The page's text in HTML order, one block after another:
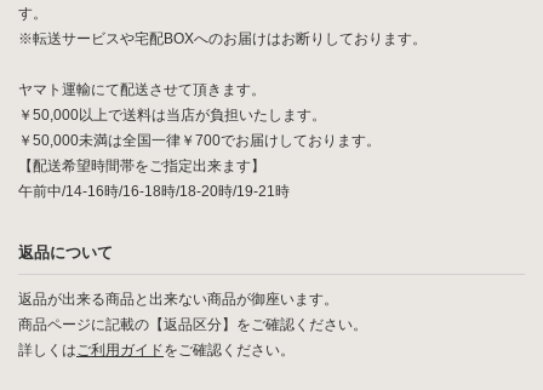
す。
※転送サービスや宅配BOXへのお届けはお断りしております。
ヤマト運輸にて配送させて頂きます。
￥50,000以上で送料は当店が負担いたします。
￥50,000未満は全国一律￥700でお届けしております。
【配送希望時間帯をご指定出来ます】
午前中/14-16時/16-18時/18-20時/19-21時
返品について
返品が出来る商品と出来ない商品が御座います。
商品ページに記載の【返品区分】をご確認ください。
詳しくはご利用ガイドをご確認ください。